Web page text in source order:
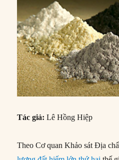
Tác giả: Lê Hồng Hiệp
Theo Cơ quan Khảo sát Địa